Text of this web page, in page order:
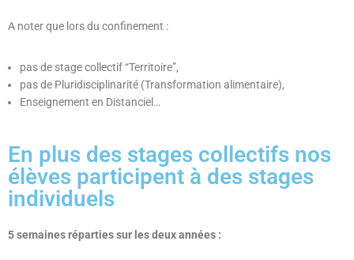
A noter que lors du confinement :
pas de stage collectif “Territoire”,
pas de Pluridisciplinarité (Transformation alimentaire),
Enseignement en Distanciel…
En plus des stages collectifs nos
élèves participent à des stages
individuels
5 semaines réparties sur les deux années :